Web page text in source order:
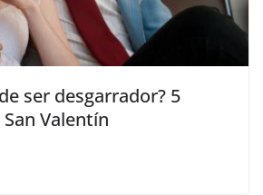
ser desgarrador? 5
Valentín